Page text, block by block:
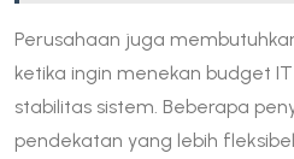
Perusahaan juga
ketika ingin menekan budget
stabilitas sistem. Beberapa
pendekatan yang lebih